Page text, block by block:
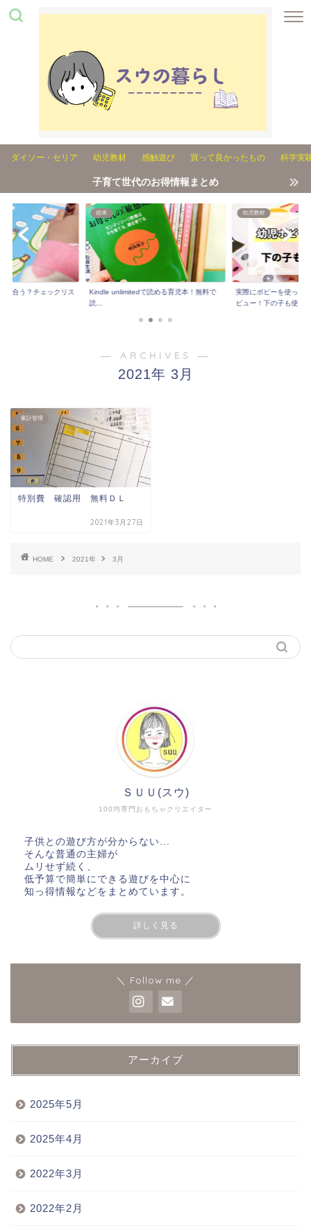
ダイソー・セリア 幼児教材 感触遊び 買って良かったもの 科学実
子育て世代のお得情報まとめ
が合う？チェックリス
絵本
Kindle unlimitedで読める育児本！無料で
読...
幼児教材
実際にポピーを使った
ビュー！下の子も使...
― ARCHIVES ―
2021年 3月
家計管理
特別費 確認用 無料ＤＬ
2021年3月27日
HOME 2021年 3月
100均専門おもちゃクリエイター
ＳＵＵ(スウ)
子供との遊び方が分からない...
そんな普通の主婦が
ムリせず続く、
低予算で簡単にできる遊びを中心に
知っ得情報などをまとめています。
詳しく見る
＼ Follow me ／
アーカイブ
2025年5月
2025年4月
2022年3月
2022年2月